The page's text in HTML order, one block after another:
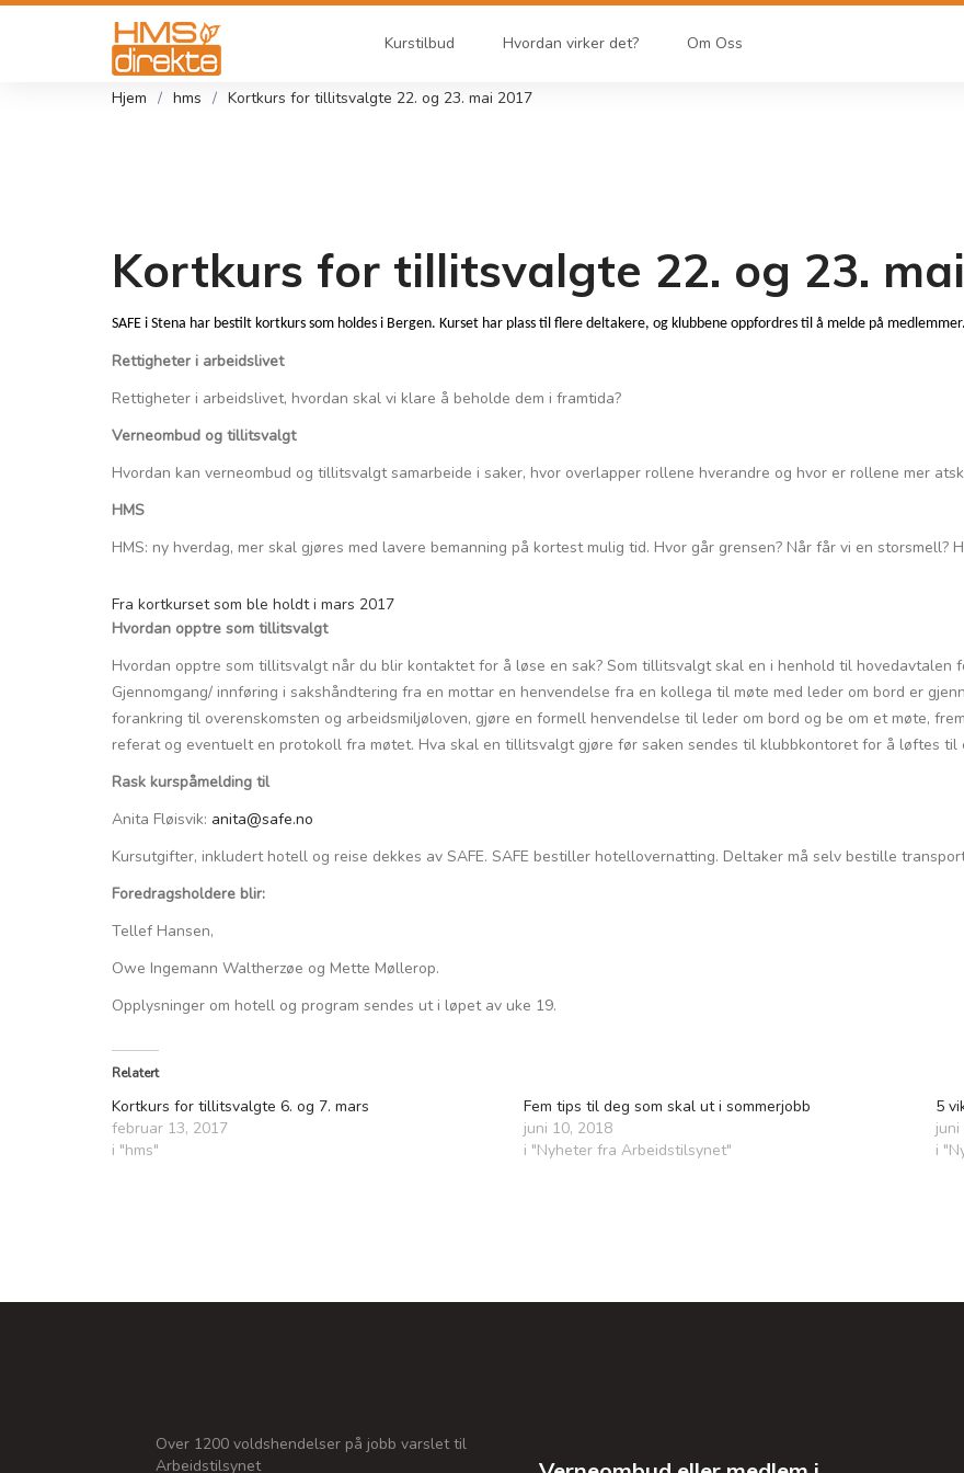
Kurstilbud Hvordan virker det? Om Oss
Hjem hms Kortkurs for tillitsvalgte 22. og 23. mai 2017
Kortkurs for tillitsvalgte 22. og 23.
SAFE i Stena har bestilt kortkurs som holdes i Bergen. Kurset har plass til flere deltakere, og klubbene oppfordres til å melde på medlemmer.
Rettigheter i arbeidslivet
Rettigheter i arbeidslivet, hvordan skal vi klare å beholde dem i framtida?
Verneombud og tillitsvalgt
Hvordan kan verneombud og tillitsvalgt samarbeide i saker, hvor overlapper rollene hverandre og hvor er rollene mer
HMS
HMS: ny hverdag, mer skal gjøres med lavere bemanning på kortest mulig tid. Hvor går grensen? Når får vi en storsmell?
Fra kortkurset som ble holdt i mars 2017
Hvordan opptre som tillitsvalgt
Hvordan opptre som tillitsvalgt når du blir kontaktet for å løse en sak? Som tillitsvalgt skal en i henhold til hovedavtalen
Gjennomgang/ innføring i sakshåndtering fra en mottar en henvendelse fra en kollega til møte med leder om bord er
forankring til overenskomsten og arbeidsmiljøloven, gjøre en formell henvendelse til leder om bord og be om et møte,
referat og eventuelt en protokoll fra møtet. Hva skal en tillitsvalgt gjøre før saken sendes til klubbkontoret for å løftes til
Rask kurspåmelding til
Anita Fløisvik: anita@safe.no
Kursutgifter, inkludert hotell og reise dekkes av SAFE. SAFE bestiller hotellovernatting. Deltaker må selv bestille
Foredragsholdere blir:
Tellef Hansen,
Owe Ingemann Waltherzøe og Mette Møllerop.
Opplysninger om hotell og program sendes ut i løpet av uke 19.
Relatert
Kortkurs for tillitsvalgte 6. og 7. mars
februar 13, 2017
i "hms"
Fem tips til deg som skal ut i sommerjobb
juni 10, 2018
i "Nyheter fra Arbeidstilsynet"
5
i
Over 1200 voldshendelser på jobb varslet til
Arbeidstilsynet